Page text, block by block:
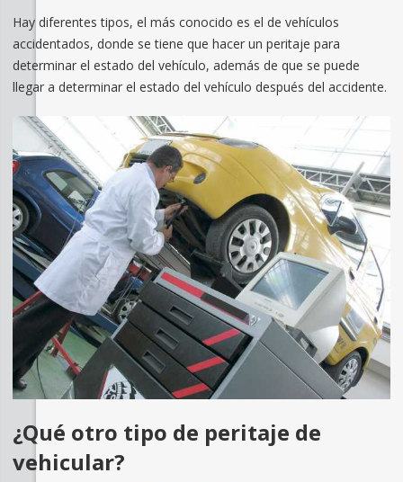
Hay diferentes tipos, el más conocido es el de vehículos
accidentados, donde se tiene que hacer un peritaje para
determinar el estado del vehículo, además de que se puede
llegar a determinar el estado del vehículo después del accidente.
¿Qué otro tipo de peritaje de
vehicular?